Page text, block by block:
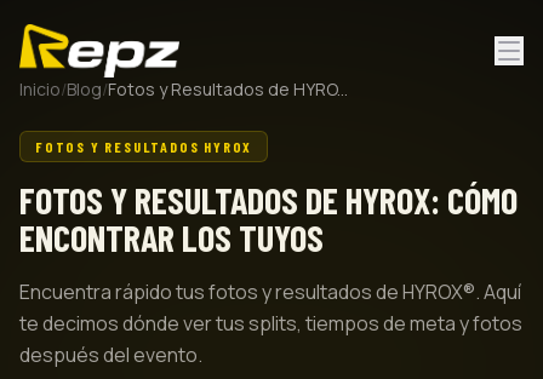
Inicio/Blog/ Fotos y Resultados de HYROX: Cómo Encontrar los Tuyos
FOTOS Y RESULTADOS HYROX
FOTOS Y RESULTADOS DE HYROX: CÓMO
ENCONTRAR LOS TUYOS
Encuentra rápido tus fotos y resultados de HYROX®. Aquí
te decimos dónde ver tus splits, tiempos de meta y fotos
después del evento.